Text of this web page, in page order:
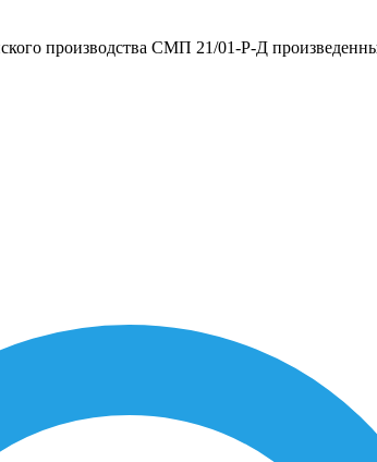
производства СМП 21/01-Р-Д